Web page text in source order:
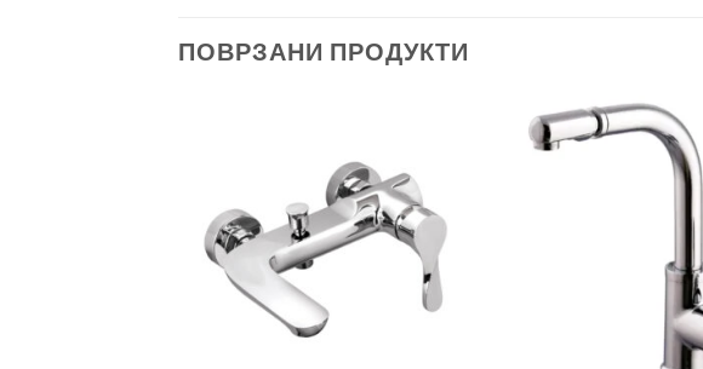
ПОВРЗАНИ ПРОДУКТИ